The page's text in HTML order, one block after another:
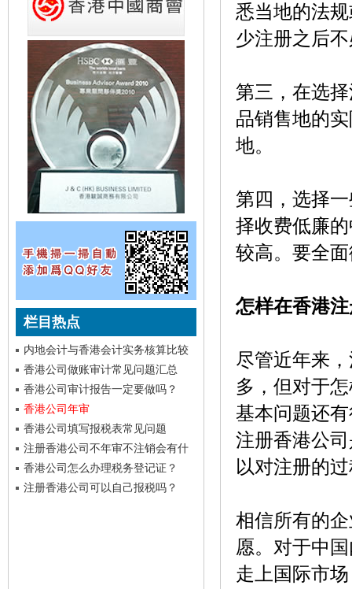
栏目热点
内地会计与香港会计实务核算比较
香港公司做账审计常见问题汇总
香港公司审计报告一定要做吗？
香港公司年审
香港公司填写报税表常见问题
注册香港公司不年审不注销会有什
么风险？
香港公司怎么办理税务登记证？
注册香港公司可以自己报税吗？
悉当地的法
少注册之后
第三，在选
品销售地的
地。
第四，选择
择收费低廉
较高。要全
怎样在香港
尽管近年来
多，但对于
基本问题还
注册香港公
以对注册的
相信所有的
愿。对于中
走上国际市